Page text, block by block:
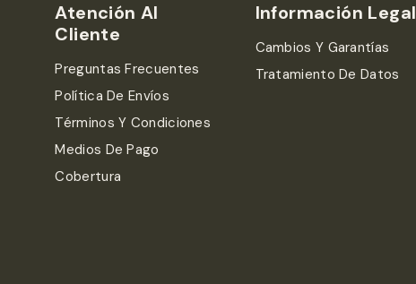
Atención Al
Cliente
Preguntas Frecuentes
Política De Envíos
Términos Y Condiciones
Medios De Pago
Cobertura
Información Legal
Cambios Y Garantías
Tratamiento De Datos